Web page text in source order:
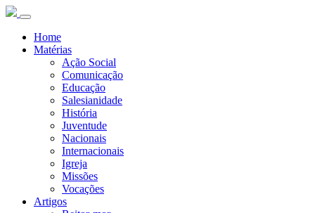
Home
Matérias
Ação Social
Comunicação
Educação
Salesianidade
História
Juventude
Nacionais
Internacionais
Igreja
Missões
Vocações
Artigos